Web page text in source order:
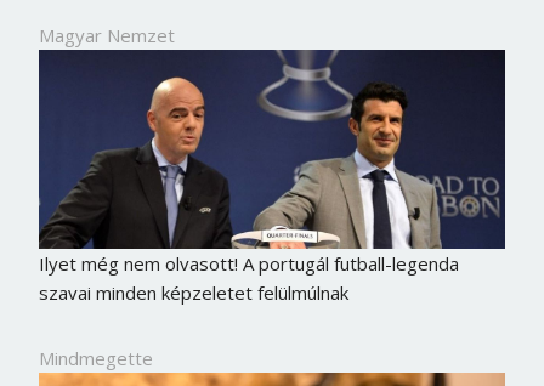
Magyar Nemzet
Ilyet még nem olvasott! A portugál futball-legenda
szavai minden képzeletet felülmúlnak
Mindmegette
Borsonline bejelentkezés